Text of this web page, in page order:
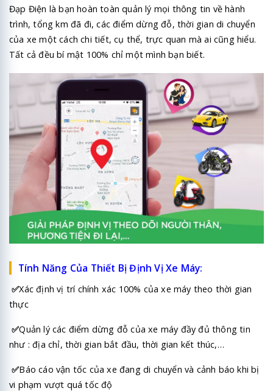
Đạp Điện là bạn hoàn toàn quản lý mọi thông tin về hành
trình, tổng km đã đi, các điểm dừng đỗ, thời gian di chuyển
của xe một cách chi tiết, cụ thể, trực quan mà ai cũng hiểu.
Tất cả đều bí mật 100% chỉ một mình bạn biết.
Tính Năng Của Thiết Bị Định Vị Xe Máy:
✅Xác định vị trí chính xác 100% của xe máy theo thời gian
thực
✅Quản lý các điểm dừng đỗ củaxe máy đầy đủ thông tin
như : địa chỉ, thời gian bắt đầu, thời gian kết thúc,…
✅Báo cáo vận tốc của xe đang di chuyển và cảnh báo khi bị
vi phạm vượt quá tốc độ